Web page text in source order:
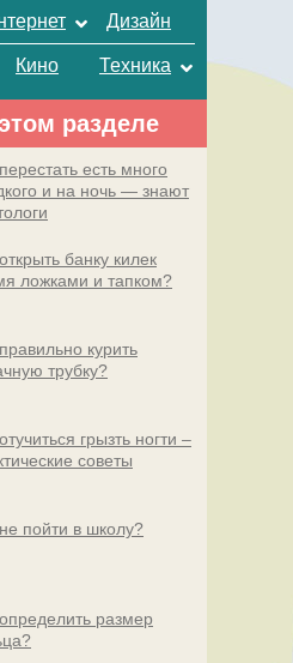
Дизайн
Кино Техника
разделе
есть много
и на ночь — знают
банку килек
ложками и тапком?
курить
трубку?
грызть ногти –
советы
пойти в школу?
размер